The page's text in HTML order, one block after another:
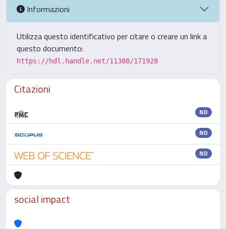
Informazioni
Utilizza questo identificativo per citare o creare un link a
questo documento:
https://hdl.handle.net/11388/171928
Citazioni
ND
ND
ND
social impact